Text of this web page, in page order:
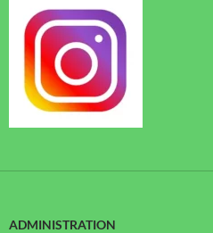
ADMINISTRATION